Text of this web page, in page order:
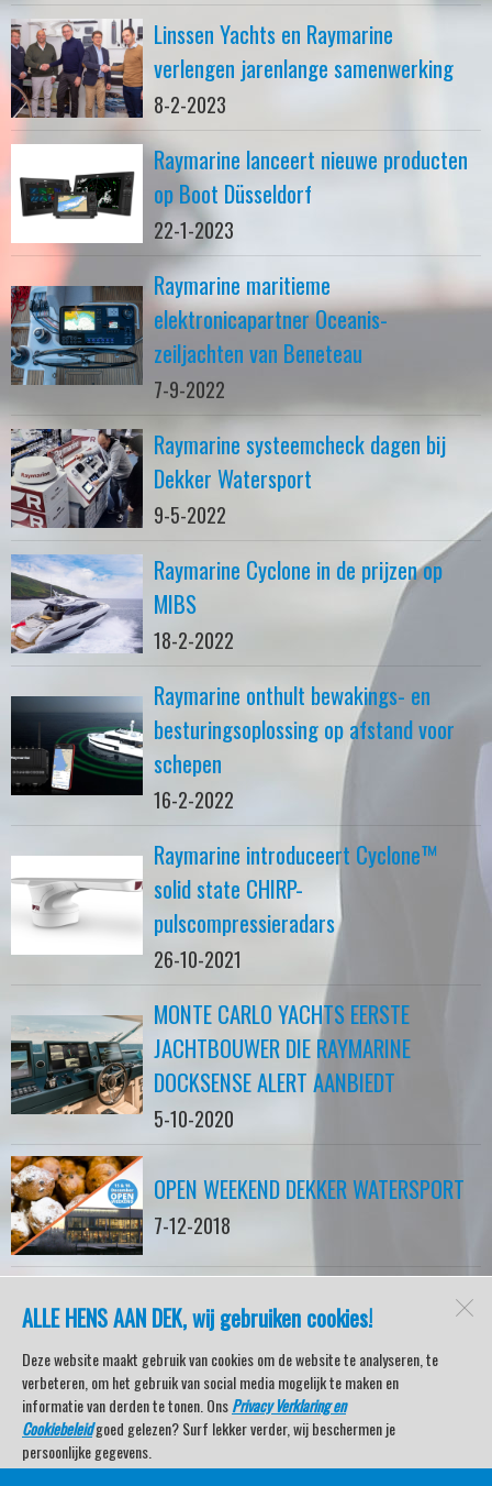
ALLE HENS AAN DEK, wij gebruiken cookies!
Deze website maakt gebruik van cookies om de website te analyseren, te
verbeteren, om het gebruik van social media mogelijk te maken en
informatie van derden te tonen. OnsPrivacy Verklaring en
Cookiebeleidgoed gelezen? Surf lekker verder, wij beschermen je
persoonlijke gegevens.
Linssen Yachts en Raymarine
verlengen jarenlange samenwerking
8-2-2023
Raymarine lanceert nieuwe producten
op Boot Düsseldorf
22-1-2023
Raymarine maritieme
elektronicapartner Oceanis-
zeiljachten van Beneteau
7-9-2022
Raymarine systeemcheck dagen bij
Dekker Watersport
9-5-2022
Raymarine Cyclone in de prijzen op
MIBS
18-2-2022
Raymarine onthult bewakings- en
besturingsoplossing op afstand voor
schepen
16-2-2022
Raymarine introduceert Cyclone™
solid state CHIRP-
pulscompressieradars
26-10-2021
MONTE CARLO YACHTS EERSTE
JACHTBOUWER DIE RAYMARINE
DOCKSENSE ALERT AANBIEDT
5-10-2020
OPEN WEEKEND DEKKER WATERSPORT
7-12-2018
watersport-tv
Lemmer
Open desktopversie